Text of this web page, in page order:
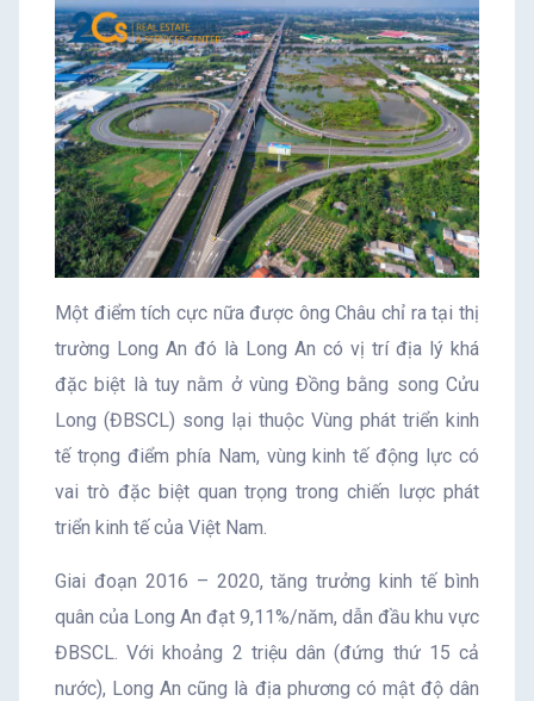
Một điểm tích cực nữa được ông Châu chỉ ra tại thị
trường Long An đó là Long An có vị trí địa lý khá
đặc biệt là tuy nằm ở vùng Đồng bằng song Cửu
Long (ĐBSCL) song lại thuộc Vùng phát triển kinh
tế trọng điểm phía Nam, vùng kinh tế động lực có
vai trò đặc biệt quan trọng trong chiến lược phát
triển kinh tế của Việt Nam.
Giai đoạn 2016 – 2020, tăng trưởng kinh tế bình
quân của Long An đạt 9,11%/năm, dẫn đầu khu vực
ĐBSCL. Với khoảng 2 triệu dân (đứng thứ 15 cả
nước), Long An cũng là địa phương có mật độ dân